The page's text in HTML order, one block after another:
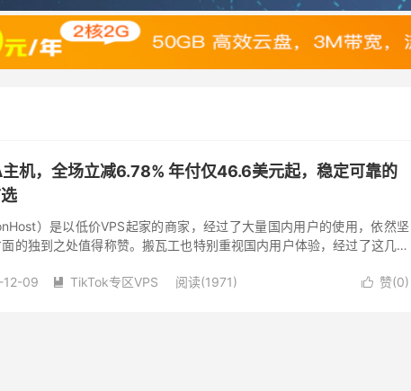
机，全场立减6.78% 年付仅46.6美元起，稳定可靠的
）是以低价VPS起家的商家，经过了大量国内用户的使用，依然坚
的独到之处值得称赞。搬瓦工也特别重视国内用户体验，经过了这几年
 赞(0)
12-09  TikTok专区VPS 阅读(1971)